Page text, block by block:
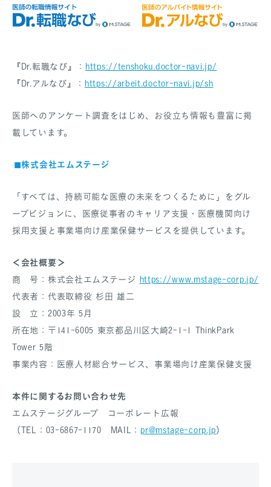
『Dr.転職なび』： https://tenshoku.doctor-navi.jp/
『Dr.アルなび』： https://arbeit.doctor-navi.jp/sh
医師へのアンケート調査をはじめ、お役立ち情報も豊富に掲
載しています。
◼︎株式会社エムステージ
「すべては、持続可能な医療の未来をつくるために」をグル
ープビジョンに、医療従事者のキャリア支援・医療機関向け
採用支援と事業場向け産業保健サービスを提供しています。
＜会社概要＞
商 号：株式会社エムステージ https://www.mstage-corp.jp/
代表者：代表取締役 杉田 雄二
設 立：2003年 5月
所在地：〒141-6005 東京都品川区大崎2-1-1 ThinkPark
Tower 5階
事業内容：医療人材総合サービス、事業場向け産業保健支援
本件に関するお問い合わせ先
エムステージグループ コーポレート広報
（TEL：03-6867-1170 MAIL： pr@mstage-corp.jp）